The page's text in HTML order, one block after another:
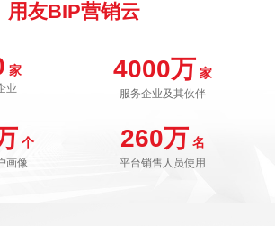
Global
用友BIP营销云
家
业
4000万 家
服务企业及其伙伴
个
画像
260万 名
平台销售人员使用